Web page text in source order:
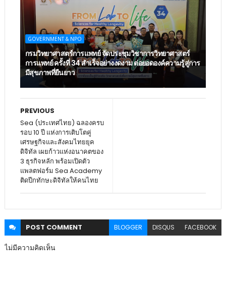
GOVERNMENT & NPO
กรมวิทยาศาสตร์การแพทย์ จัดประชุมวิชาการวิทยาศาสตร์
การแพทย์ ครั้งที่ 34 สำเร็จอย่างงดงาม ต่อยอดองค์ความรู้สู่การ
มีสุขภาพที่ยืนยาว
PREVIOUS
Sea (ประเทศไทย) ฉลองครบ
รอบ 10 ปี แห่งการเติบโตคู่
เศรษฐกิจและสังคมไทยยุค
ดิจิทัล เผยก้าวแห่งอนาคตของ
3 ธุรกิจหลัก พร้อมเปิดตัว
แพลตฟอร์ม Sea Academy
ติดปีกทักษะดิจิทัลให้คนไทย
POST COMMENT BLOGGER DISQUS FACEBOOK
ไม่มีความคิดเห็น